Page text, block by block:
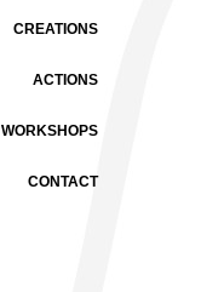
CREATIONS
ACTIONS
WORKSHOPS
CONTACT